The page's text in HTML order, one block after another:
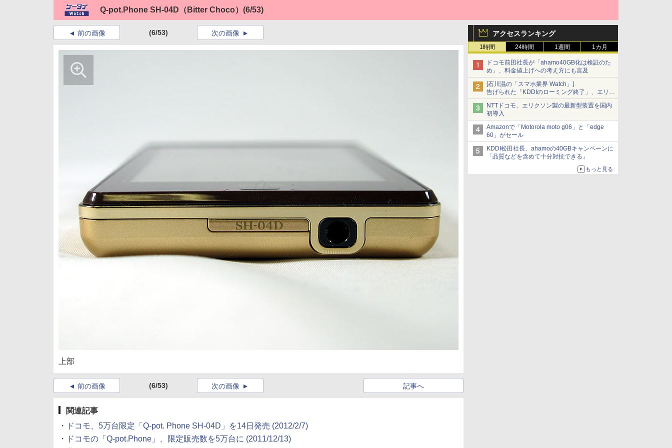
Q-pot.Phone SH-04D（Bitter Choco） (6/53)
アクセスランキング
1時間 24時間 1週間 1カ月
ドコモ前田社長が「ahamo40GB化は検証のた
め」、料金値上げへの考え方にも言及
[石川温の「スマホ業界 Watch」]
告げられた「KDDIのローミング終了」、エリア
マップの落とし穴と楽天モバイルの課題
NTTドコモ、エリクソン製の最新型装置を国内
初導入
Amazonで「Motorola moto g06」と「edge
60」がセール
KDDI松田社長、ahamoの40GBキャンペーンに
「品質などを含めて十分対抗できる」
もっと見る
前の画像 (6/53) 次の画像
上部
前の画像 (6/53) 記事へ
次の画像
関連記事
・
ドコモ、5万台限定「Q-pot. Phone SH-04D」を14日発売 (2012/2/7)
・
ドコモの「Q-pot.Phone」、限定販売数を5万台に (2011/12/13)